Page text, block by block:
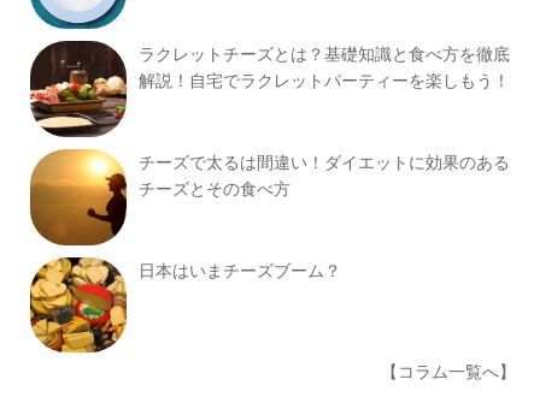
ラクレットチーズとは？基礎知識と食べ方を徹底
解説！自宅でラクレットパーティーを楽しもう！
チーズで太るは間違い！ダイエットに効果のある
チーズとその食べ方
日本はいまチーズブーム？
【コラム一覧へ】